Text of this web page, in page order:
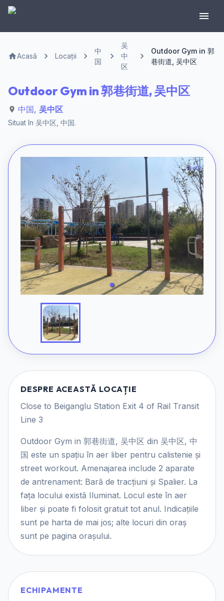
Acasă Locații
中
国
吴
中
区
Outdoor Gym in 郭
巷街道, 吴中区
Outdoor Gym in 郭巷街道, 吴中区
中国, 吴中区
Situat în 吴中区 中国.
1 of 1
DESPRE ACEASTĂ LOCAȚIE
Close to Beiganglu Station Exit 4 of Rail Transit
Line 3
Outdoor Gym in 郭巷街道, 吴中区 din 吴中区, 中
国 este un spațiu în aer liber pentru calistenie și
street workout. Amenajarea include 2 aparate
de antrenament: Bară de tracțiuni și Spalier. La
fața locului există Iluminat. Locul este în aer
liber și poate fi folosit gratuit tot anul. Indicațiile
sunt pe harta de mai jos; alte locuri din oraș
sunt pe pagina orașului.
ECHIPAMENTE